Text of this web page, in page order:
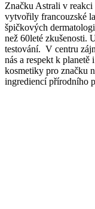
Značku Astrali v
vytvořily francouzské
špičkových
než 60leté zkušenosti.
testování. V centru
nás a respekt k
kosmetiky pro značku
ingrediencí přírodního